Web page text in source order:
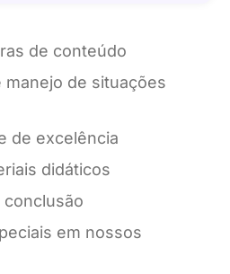
de conteúdo
manejo de situações
de excelência
didáticos
em nossos